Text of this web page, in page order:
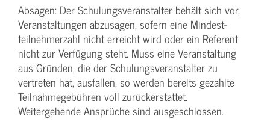
Absagen: Der Schulungs­veranstalter behält sich vor,
Veranstaltungen abzusagen, sofern eine Mindest­
teilnehmerzahl nicht erreicht wird oder ein Referent
nicht zur Verfügung steht. Muss eine Veranstaltung
aus Gründen, die der Schulungs­veranstalter zu
vertreten hat, ausfallen, so werden bereits gezahlte
Teilnahme­gebühren voll zurückerstattet.
Weitergehende Ansprüche sind ausgeschlossen.